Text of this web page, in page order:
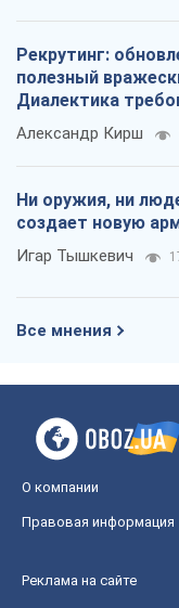
Рекрутинг:
полезный
Диалектика
Александр Кирш
Ни оружия, ни
создает новую
Игар Тышкевич
Все мнения
О компании
Правовая информация
Реклама на сайте